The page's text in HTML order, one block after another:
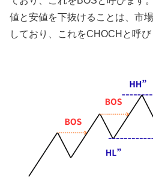
値と安値を下抜けることは、市
しており、これをCHOCHと呼び